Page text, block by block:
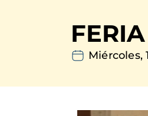
navegación
Miércoles,